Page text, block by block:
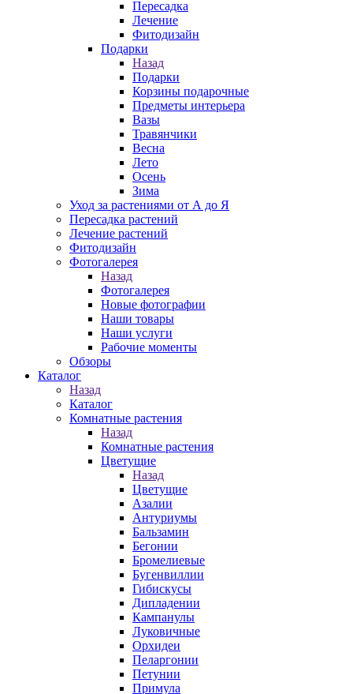
Пересадка
Лечение
Фитодизайн
Подарки
Назад
Подарки
Корзины подарочные
Предметы интерьера
Вазы
Травянчики
Весна
Лето
Осень
Зима
Уход за растениями от А до Я
Пересадка растений
Лечение растений
Фитодизайн
Фотогалерея
Назад
Фотогалерея
Новые фотографии
Наши товары
Наши услуги
Рабочие моменты
Обзоры
Каталог
Назад
Каталог
Комнатные растения
Назад
Комнатные растения
Цветущие
Назад
Цветущие
Азалии
Антуриумы
Бальзамин
Бегонии
Бромелиевые
Бугенвиллии
Гибискусы
Дипладении
Кампанулы
Луковичные
Орхидеи
Пеларгонии
Петунии
Примула